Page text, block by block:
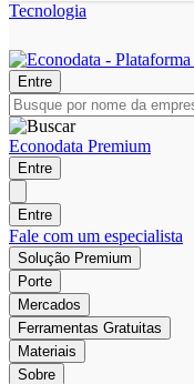
Tecnologia
Entre
Econodata Premium
Entre
Entre
Fale com um especialista
Solução Premium
Porte
Mercados
Ferramentas Gratuitas
Materiais
Sobre